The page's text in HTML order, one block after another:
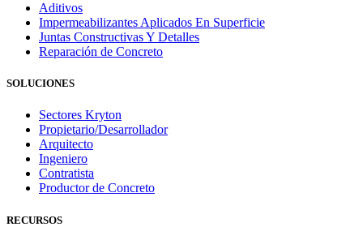
Aditivos
Impermeabilizantes Aplicados En Superficie
Juntas Constructivas Y Detalles
Reparación de Concreto
SOLUCIONES
Sectores Kryton
Propietario/Desarrollador
Arquitecto
Ingeniero
Contratista
Productor de Concreto
RECURSOS